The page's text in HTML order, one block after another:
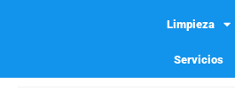
Limpieza
Servicios